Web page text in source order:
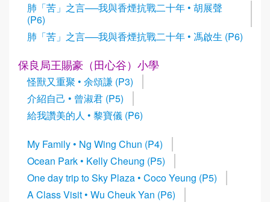
肺「苦」之言──我與香煙抗戰二十年 • 胡展聲
(P6)
肺「苦」之言──我與香煙抗戰二十年 • 馮啟生 (P6)
保良局王賜豪（田心谷）小學
怪獸又重聚 • 余頌謙 (P3)
介紹自己 • 曾淑君 (P5)
給我讚美的人 • 黎寶儀 (P6)
My Family • Ng Wing Chun (P4)
Ocean Park • Kelly Cheung (P5)
One day trip to Sky Plaza • Coco Yeung (P5)
A Class Visit • Wu Cheuk Yan (P6)